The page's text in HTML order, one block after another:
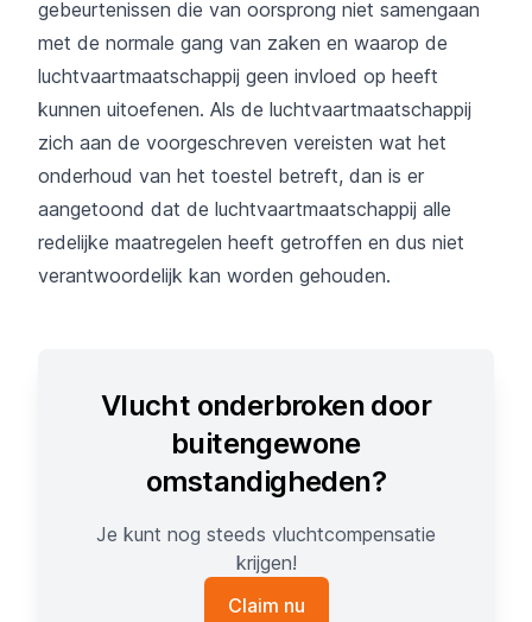
gebeurtenissen die van oorsprong niet samengaan
met de normale gang van zaken en waarop de
luchtvaartmaatschappij geen invloed op heeft
kunnen uitoefenen. Als de luchtvaartmaatschappij
zich aan de voorgeschreven vereisten wat het
onderhoud van het toestel betreft, dan is er
aangetoond dat de luchtvaartmaatschappij alle
redelijke maatregelen heeft getroffen en dus niet
verantwoordelijk kan worden gehouden.
Vlucht onderbroken door
buitengewone
omstandigheden?
Je kunt nog steeds vluchtcompensatie
krijgen!
Claim nu